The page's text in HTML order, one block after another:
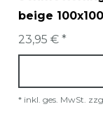
beige
23,95 € *
* inkl. ges. MwSt.